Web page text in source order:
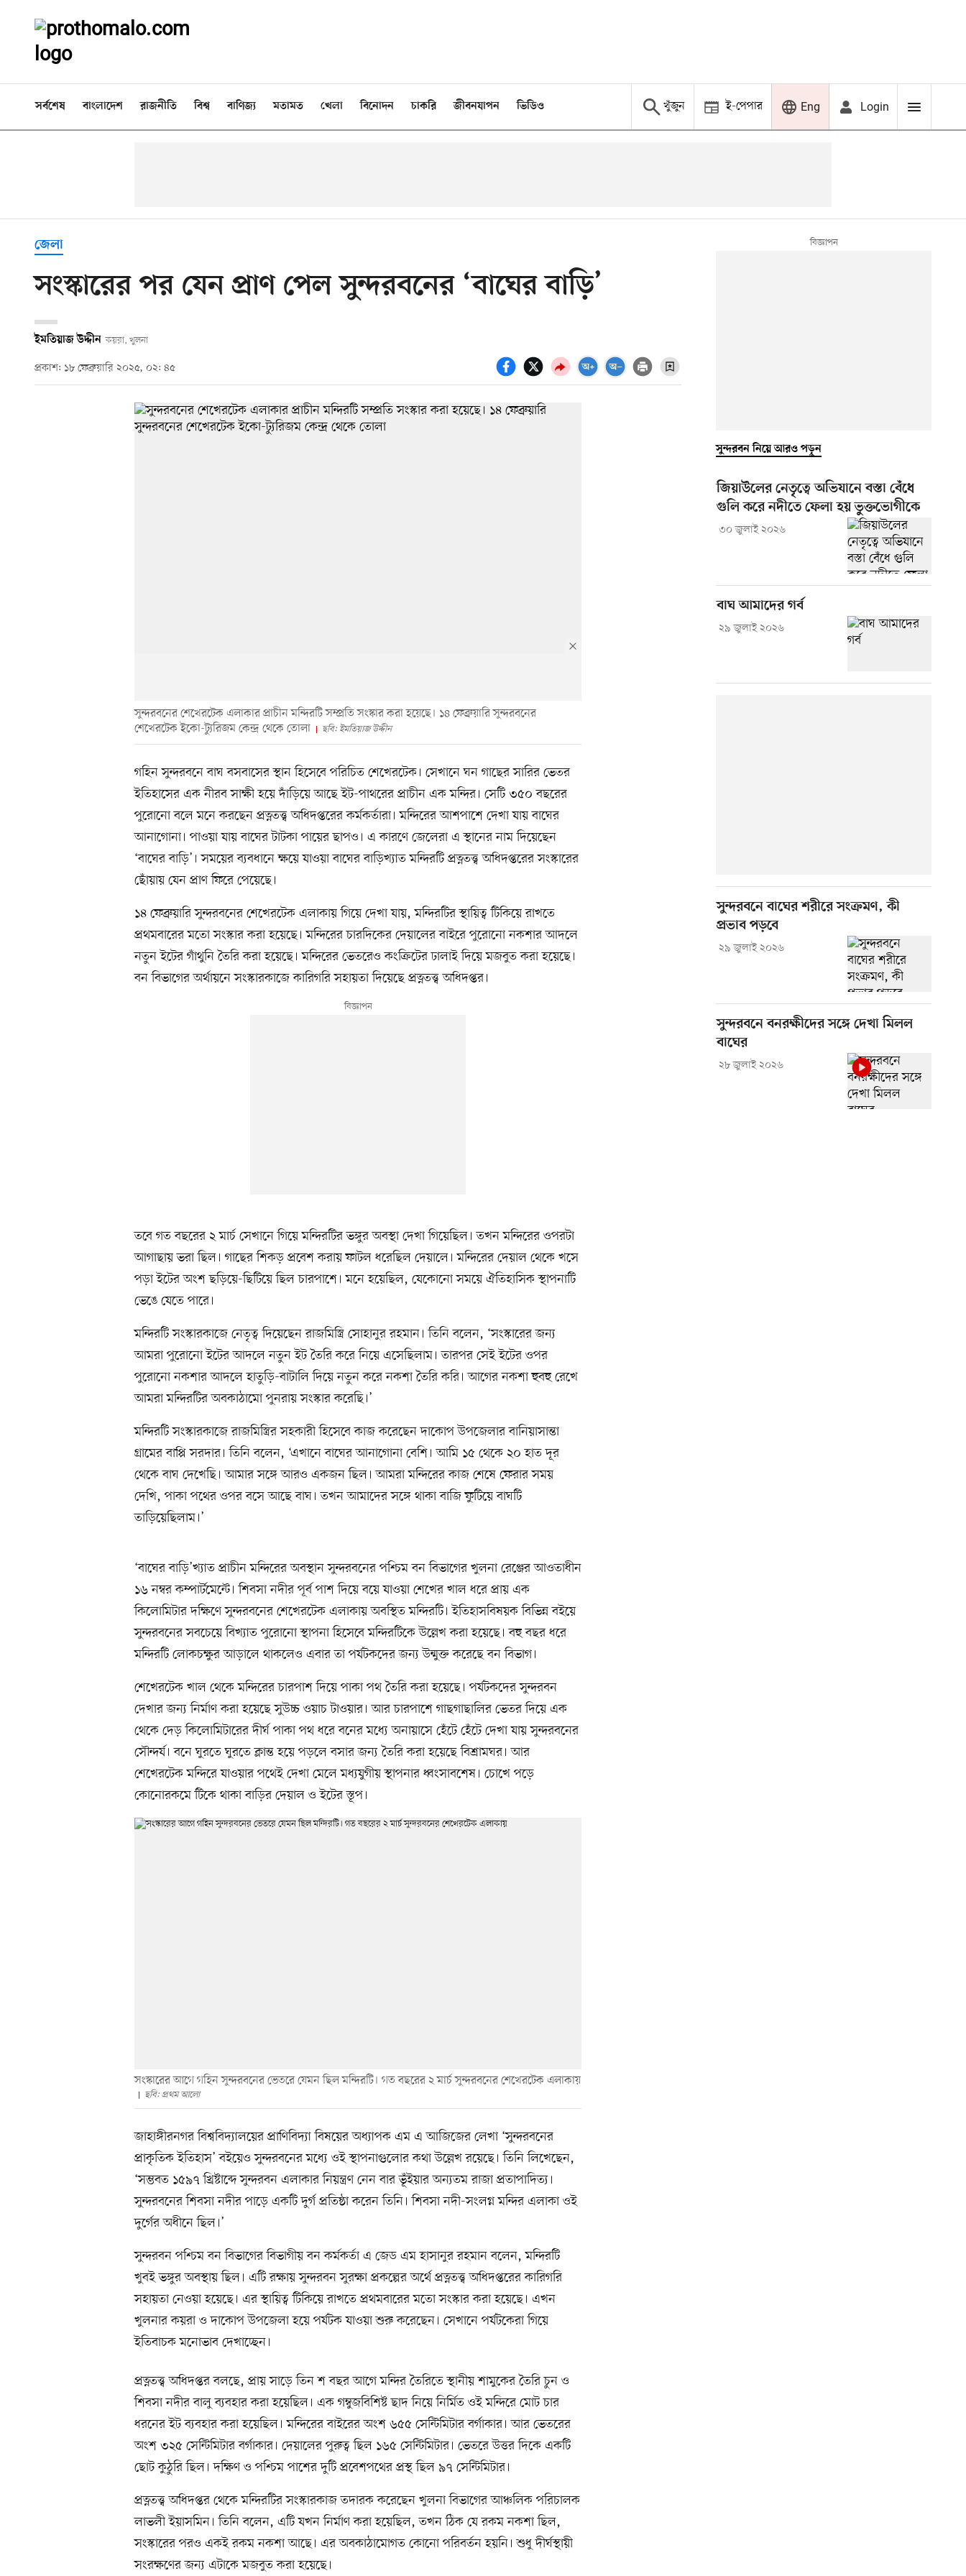
সর্বশেষ বাংলাদেশ রাজনীতি বিশ্ব বাণিজ্য মতামত খেলা বিনোদন চাকরি জীবনযাপন ভিডিও খুঁজুন ই-পেপার Eng Login
জেলা
সংস্কারের পর যেন প্রাণ পেল সুন্দরবনের ‘বাঘের বাড়ি’
ইমতিয়াজ উদ্দীন কয়রা, খুলনা
প্রকাশ: ১৮ ফেব্রুয়ারি ২০২৫, ০২: ৪৫
সুন্দরবনের শেখেরটেক এলাকার প্রাচীন মন্দিরটি সম্প্রতি সংস্কার করা হয়েছে। ১৪ ফেব্রুয়ারি সুন্দরবনের
শেখেরটেক ইকো-ট্যুরিজম কেন্দ্র থেকে তোলা
ছবি: ইমতিয়াজ উদ্দীন
গহিন সুন্দরবনে বাঘ বসবাসের স্থান হিসেবে পরিচিত শেখেরটেক। সেখানে ঘন গাছের সারির ভেতর
ইতিহাসের এক নীরব সাক্ষী হয়ে দাঁড়িয়ে আছে ইট-পাথরের প্রাচীন এক মন্দির। সেটি ৩৫০ বছরের
পুরোনো বলে মনে করছেন প্রত্নতত্ত্ব অধিদপ্তরের কর্মকর্তারা। মন্দিরের আশপাশে দেখা যায় বাঘের
আনাগোনা। পাওয়া যায় বাঘের টাটকা পায়ের ছাপও। এ কারণে জেলেরা এ স্থানের নাম দিয়েছেন
‘বাঘের বাড়ি’। সময়ের ব্যবধানে ক্ষয়ে যাওয়া বাঘের বাড়িখ্যাত মন্দিরটি প্রত্নতত্ত্ব অধিদপ্তরের সংস্কারের
ছোঁয়ায় যেন প্রাণ ফিরে পেয়েছে।
১৪ ফেব্রুয়ারি সুন্দরবনের শেখেরটেক এলাকায় গিয়ে দেখা যায়, মন্দিরটির স্থায়িত্ব টিকিয়ে রাখতে
প্রথমবারের মতো সংস্কার করা হয়েছে। মন্দিরের চারদিকের দেয়ালের বাইরে পুরোনো নকশার আদলে
নতুন ইটের গাঁথুনি তৈরি করা হয়েছে। মন্দিরের ভেতরেও কংক্রিটের ঢালাই দিয়ে মজবুত করা হয়েছে।
বন বিভাগের অর্থায়নে সংস্কারকাজে কারিগরি সহায়তা দিয়েছে প্রত্নতত্ত্ব অধিদপ্তর।
তবে গত বছরের ২ মার্চ সেখানে গিয়ে মন্দিরটির ভঙ্গুর অবস্থা দেখা গিয়েছিল। তখন মন্দিরের ওপরটা
আগাছায় ভরা ছিল। গাছের শিকড় প্রবেশ করায় ফাটল ধরেছিল দেয়ালে। মন্দিরের দেয়াল থেকে খসে
পড়া ইটের অংশ ছড়িয়ে-ছিটিয়ে ছিল চারপাশে। মনে হয়েছিল, যেকোনো সময়ে ঐতিহাসিক স্থাপনাটি
ভেঙে যেতে পারে।
মন্দিরটি সংস্কারকাজে নেতৃত্ব দিয়েছেন রাজমিস্ত্রি সোহানুর রহমান। তিনি বলেন, ‘সংস্কারের জন্য
আমরা পুরোনো ইটের আদলে নতুন ইট তৈরি করে নিয়ে এসেছিলাম। তারপর সেই ইটের ওপর
পুরোনো নকশার আদলে হাতুড়ি-বাটালি দিয়ে নতুন করে নকশা তৈরি করি। আগের নকশা হুবহু রেখে
আমরা মন্দিরটির অবকাঠামো পুনরায় সংস্কার করেছি।’
মন্দিরটি সংস্কারকাজে রাজমিস্ত্রির সহকারী হিসেবে কাজ করেছেন দাকোপ উপজেলার বানিয়াসান্তা
গ্রামের বাপ্পি সরদার। তিনি বলেন, ‘এখানে বাঘের আনাগোনা বেশি। আমি ১৫ থেকে ২০ হাত দূর
থেকে বাঘ দেখেছি। আমার সঙ্গে আরও একজন ছিল। আমরা মন্দিরের কাজ শেষে ফেরার সময়
দেখি, পাকা পথের ওপর বসে আছে বাঘ। তখন আমাদের সঙ্গে থাকা বাজি ফুটিয়ে বাঘটি
তাড়িয়েছিলাম।’
‘বাঘের বাড়ি’খ্যাত প্রাচীন মন্দিরের অবস্থান সুন্দরবনের পশ্চিম বন বিভাগের খুলনা রেঞ্জের আওতাধীন
১৬ নম্বর কম্পার্টমেন্টে। শিবসা নদীর পূর্ব পাশ দিয়ে বয়ে যাওয়া শেখের খাল ধরে প্রায় এক
কিলোমিটার দক্ষিণে সুন্দরবনের শেখেরটেক এলাকায় অবস্থিত মন্দিরটি। ইতিহাসবিষয়ক বিভিন্ন বইয়ে
সুন্দরবনের সবচেয়ে বিখ্যাত পুরোনো স্থাপনা হিসেবে মন্দিরটিকে উল্লেখ করা হয়েছে। বহু বছর ধরে
মন্দিরটি লোকচক্ষুর আড়ালে থাকলেও এবার তা পর্যটকদের জন্য উন্মুক্ত করেছে বন বিভাগ।
শেখেরটেক খাল থেকে মন্দিরের চারপাশ দিয়ে পাকা পথ তৈরি করা হয়েছে। পর্যটকদের সুন্দরবন
দেখার জন্য নির্মাণ করা হয়েছে সুউচ্চ ওয়াচ টাওয়ার। আর চারপাশে গাছগাছালির ভেতর দিয়ে এক
থেকে দেড় কিলোমিটারের দীর্ঘ পাকা পথ ধরে বনের মধ্যে অনায়াসে হেঁটে হেঁটে দেখা যায় সুন্দরবনের
সৌন্দর্য। বনে ঘুরতে ঘুরতে ক্লান্ত হয়ে পড়লে বসার জন্য তৈরি করা হয়েছে বিশ্রামঘর। আর
শেখেরটেক মন্দিরে যাওয়ার পথেই দেখা মেলে মধ্যযুগীয় স্থাপনার ধ্বংসাবশেষ। চোখে পড়ে
কোনোরকমে টিকে থাকা বাড়ির দেয়াল ও ইটের স্তূপ।
সংস্কারের আগে গহিন সুন্দরবনের ভেতরে যেমন ছিল মন্দিরটি। গত বছরের ২ মার্চ সুন্দরবনের শেখেরটেক এলাকায়
ছবি: প্রথম আলো
জাহাঙ্গীরনগর বিশ্ববিদ্যালয়ের প্রাণিবিদ্যা বিষয়ের অধ্যাপক এম এ আজিজের লেখা ‘সুন্দরবনের
প্রাকৃতিক ইতিহাস’ বইয়েও সুন্দরবনের মধ্যে ওই স্থাপনাগুলোর কথা উল্লেখ রয়েছে। তিনি লিখেছেন,
‘সম্ভবত ১৫৯৭ খ্রিষ্টাব্দে সুন্দরবন এলাকার নিয়ন্ত্রণ নেন বার ভূঁইয়ার অন্যতম রাজা প্রতাপাদিত্য।
সুন্দরবনের শিবসা নদীর পাড়ে একটি দুর্গ প্রতিষ্ঠা করেন তিনি। শিবসা নদী-সংলগ্ন মন্দির এলাকা ওই
দুর্গের অধীনে ছিল।’
সুন্দরবন পশ্চিম বন বিভাগের বিভাগীয় বন কর্মকর্তা এ জেড এম হাসানুর রহমান বলেন, মন্দিরটি
খুবই ভঙ্গুর অবস্থায় ছিল। এটি রক্ষায় সুন্দরবন সুরক্ষা প্রকল্পের অর্থে প্রত্নতত্ত্ব অধিদপ্তরের কারিগরি
সহায়তা নেওয়া হয়েছে। এর স্থায়িত্ব টিকিয়ে রাখতে প্রথমবারের মতো সংস্কার করা হয়েছে। এখন
খুলনার কয়রা ও দাকোপ উপজেলা হয়ে পর্যটক যাওয়া শুরু করেছেন। সেখানে পর্যটকেরা গিয়ে
ইতিবাচক মনোভাব দেখাচ্ছেন।
প্রত্নতত্ত্ব অধিদপ্তর বলছে, প্রায় সাড়ে তিন শ বছর আগে মন্দির তৈরিতে স্থানীয় শামুকের তৈরি চুন ও
শিবসা নদীর বালু ব্যবহার করা হয়েছিল। এক গম্বুজবিশিষ্ট ছাদ নিয়ে নির্মিত ওই মন্দিরে মোট চার
ধরনের ইট ব্যবহার করা হয়েছিল। মন্দিরের বাইরের অংশ ৬৫৫ সেন্টিমিটার বর্গাকার। আর ভেতরের
অংশ ৩২৫ সেন্টিমিটার বর্গাকার। দেয়ালের পুরুত্ব ছিল ১৬৫ সেন্টিমিটার। ভেতরে উত্তর দিকে একটি
ছোট কুঠুরি ছিল। দক্ষিণ ও পশ্চিম পাশের দুটি প্রবেশপথের প্রস্থ ছিল ৯৭ সেন্টিমিটার।
প্রত্নতত্ত্ব অধিদপ্তর থেকে মন্দিরটির সংস্কারকাজ তদারক করেছেন খুলনা বিভাগের আঞ্চলিক পরিচালক
লাভলী ইয়াসমিন। তিনি বলেন, এটি যখন নির্মাণ করা হয়েছিল, তখন ঠিক যে রকম নকশা ছিল,
সংস্কারের পরও একই রকম নকশা আছে। এর অবকাঠামোগত কোনো পরিবর্তন হয়নি। শুধু দীর্ঘস্থায়ী
সংরক্ষণের জন্য এটাকে মজবুত করা হয়েছে।
সুন্দরবন নিয়ে আরও পড়ুন
জিয়াউলের নেতৃত্বে অভিযানে বস্তা বেঁধে
গুলি করে নদীতে ফেলা হয় ভুক্তভোগীকে
৩০ জুলাই ২০২৬
বাঘ আমাদের গর্ব
২৯ জুলাই ২০২৬
সুন্দরবনে বাঘের শরীরে সংক্রমণ, কী
প্রভাব পড়বে
২৯ জুলাই ২০২৬
সুন্দরবনে বনরক্ষীদের সঙ্গে দেখা মিলল
বাঘের
২৮ জুলাই ২০২৬